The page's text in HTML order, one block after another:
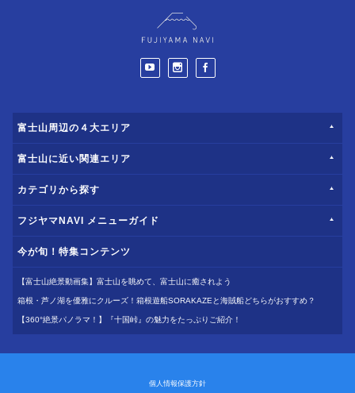
富士山周辺の４大エリア
富士山に近い関連エリア
カテゴリから探す
フジヤマNAVI メニューガイド
今が旬！特集コンテンツ
【富士山絶景動画集】富士山を眺めて、富士山に癒されよう
箱根・芦ノ湖を優雅にクルーズ！箱根遊船SORAKAZEと海賊船どちらがおすすめ？
【360°絶景パノラマ！】『十国峠』の魅力をたっぷりご紹介！
個人情報保護方針